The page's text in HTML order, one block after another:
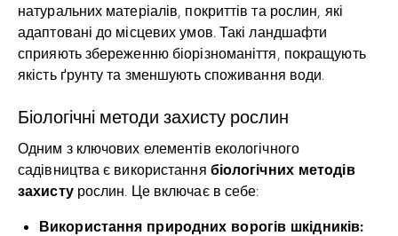
натуральних матеріалів, покриттів та рослин, які
адаптовані до місцевих умов. Такі ландшафти
сприяють збереженню біорізноманіття, покращують
якість ґрунту та зменшують споживання води.
Біологічні методи захисту рослин
Одним з ключових елементів екологічного
садівництва є використання біологічних методів
захистурослин. Це включає в себе:
Використання природних ворогів шкідників: